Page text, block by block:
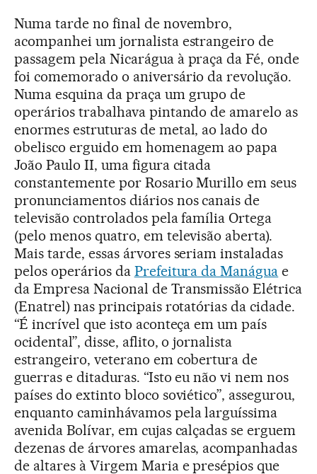
Numa tarde no final de novembro,
acompanhei um jornalista estrangeiro de
passagem pela Nicarágua à praça da Fé, onde
foi comemorado o aniversário da revolução.
Numa esquina da praça um grupo de
operários trabalhava pintando de amarelo as
enormes estruturas de metal, ao lado do
obelisco erguido em homenagem ao papa
João Paulo II, uma figura citada
constantemente por Rosario Murillo em seus
pronunciamentos diários nos canais de
televisão controlados pela família Ortega
(pelo menos quatro, em televisão aberta).
Mais tarde, essas árvores seriam instaladas
pelos operários da Prefeitura da Manágua e
da Empresa Nacional de Transmissão Elétrica
(Enatrel) nas principais rotatórias da cidade.
“É incrível que isto aconteça em um país
ocidental”, disse, aflito, o jornalista
estrangeiro, veterano em cobertura de
guerras e ditaduras. “Isto eu não vi nem nos
países do extinto bloco soviético”, assegurou,
enquanto caminhávamos pela larguíssima
avenida Bolívar, em cujas calçadas se erguem
dezenas de árvores amarelas, acompanhadas
de altares à Virgem Maria e presépios que